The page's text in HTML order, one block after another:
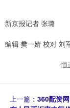
新京报记者 张璐
编辑 樊一婧 校对 刘
恒
上一篇： 360配资